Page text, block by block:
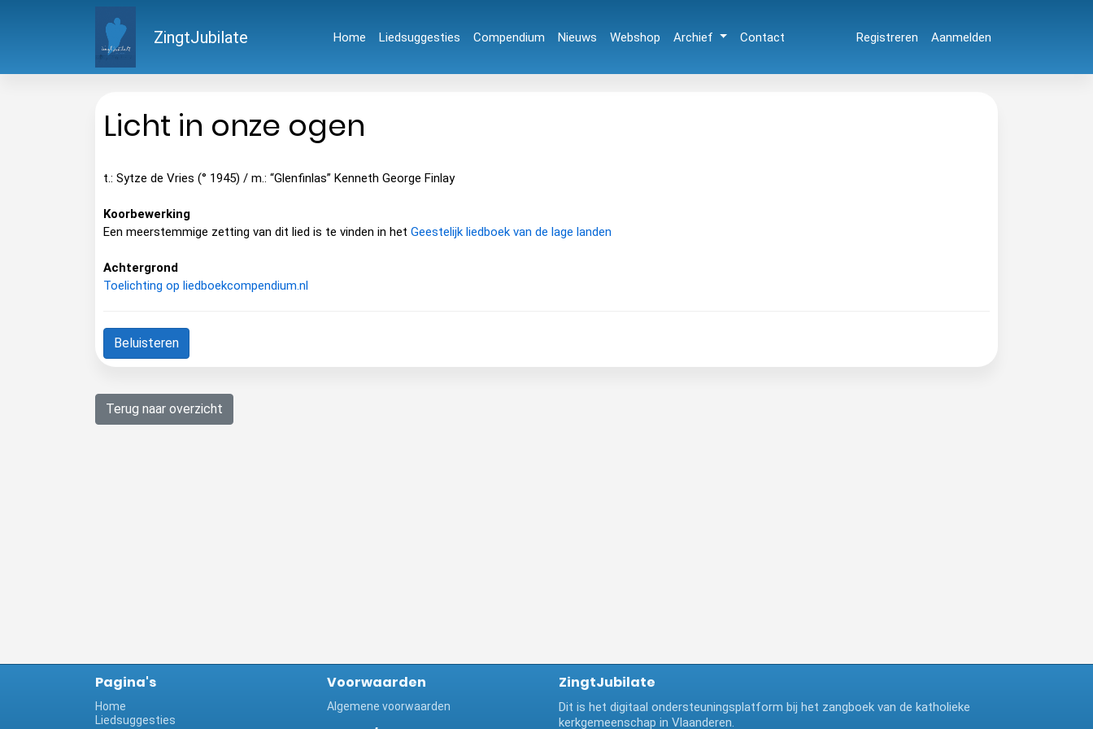
ZingtJubilate Home Liedsuggesties Compendium Nieuws Webshop Archief Contact Registreren Aanmelden
Licht in onze ogen
t.: Sytze de Vries (° 1945) / m.: “Glenfinlas” Kenneth George Finlay
Koorbewerking
Een meerstemmige zetting van dit lied is te vinden in het Geestelijk liedboek van de lage landen
Achtergrond
Toelichting op liedboekcompendium.nl
Beluisteren
Terug naar overzicht
Pagina's
Home
Liedsuggesties
Voorwaarden
Algemene voorwaarden
ZingtJubilate
Dit is het digitaal ondersteuningsplatform bij het zangboek van de katholieke
kerkgemeenschap in Vlaanderen.